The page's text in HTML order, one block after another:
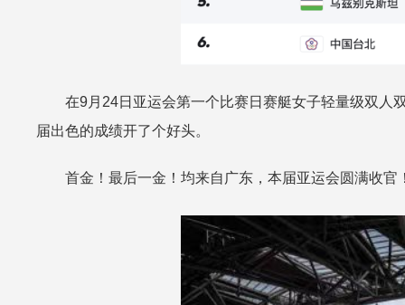
在9月24日亚运会第一个比赛日赛艇女子轻量级双人
届出色的成绩开了个好头。
首金！最后一金！均来自广东，本届亚运会圆满收官